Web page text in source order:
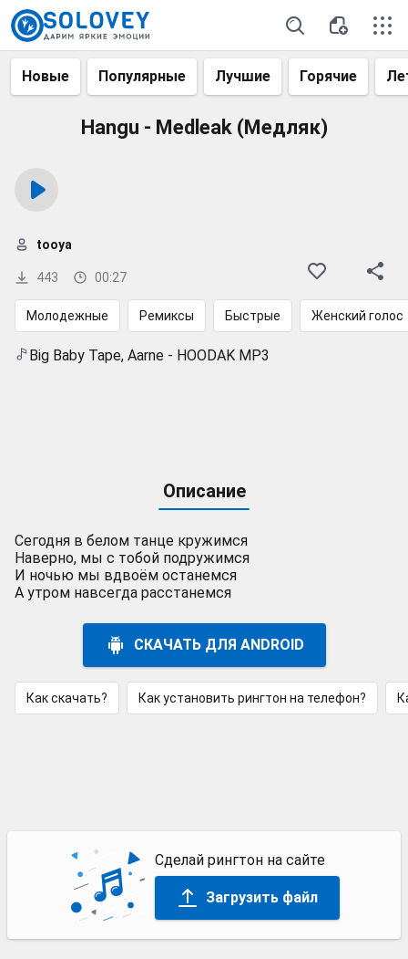
Новые Популярные Лучшие Горячие
Hangu - Medleak (Медляк)
443 00:27
tooya
Молодежные Ремиксы Быстрые Женский голос
Big Baby Tape, Aarne - HOODAK MP3
Описание
Сегодня в белом танце кружимся
Наверно, мы с тобой подружимся
И ночью мы вдвоём останемся
А утром навсегда расстанемся
СКАЧАТЬ ДЛЯ ANDROID
Как скачать? Как установить рингтон на телефон?
Сделай рингтон на сайте
Загрузить файл